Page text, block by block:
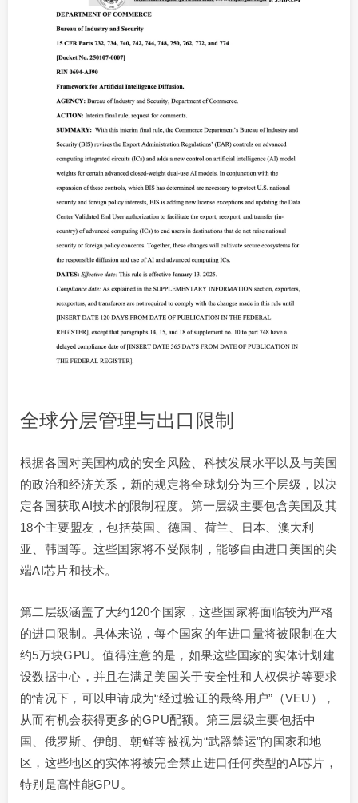
全球分层管理与出口限制
根据各国对美国构成的安全风险、科技发展水平以及与美国
的政治和经济关系，新的规定将全球划分为三个层级，以决
定各国获取AI技术的限制程度。第一层级主要包含美国及其
18个主要盟友，包括英国、德国、荷兰、日本、澳大利
亚、韩国等。这些国家将不受限制，能够自由进口美国的尖
端AI芯片和技术。
第二层级涵盖了大约120个国家，这些国家将面临较为严格
的进口限制。具体来说，每个国家的年进口量将被限制在大
约5万块GPU。值得注意的是，如果这些国家的实体计划建
设数据中心，并且在满足美国关于安全性和人权保护等要求
的情况下，可以申请成为“经过验证的最终用户”（VEU），
从而有机会获得更多的GPU配额。第三层级主要包括中
国、俄罗斯、伊朗、朝鲜等被视为“武器禁运”的国家和地
区，这些地区的实体将被完全禁止进口任何类型的AI芯片，
特别是高性能GPU。